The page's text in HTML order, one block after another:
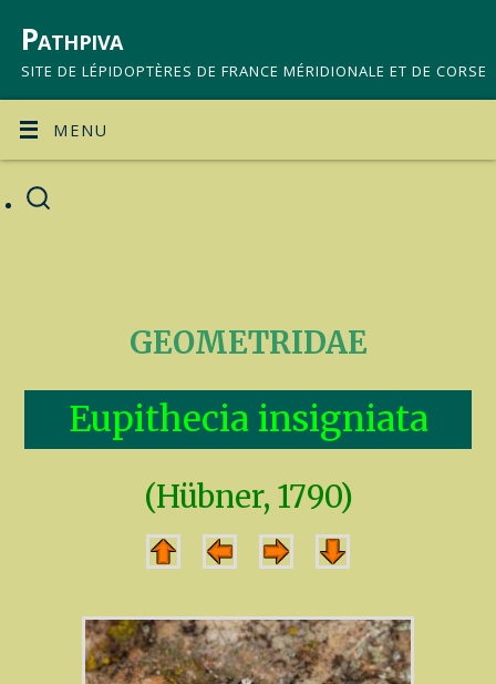
Pathpiva
SITE DE LÉPIDOPTÈRES DE FRANCE MÉRIDIONALE ET DE CORSE
MENU
GEOMETRIDAE
Eupithecia insigniata
(Hübner, 1790)